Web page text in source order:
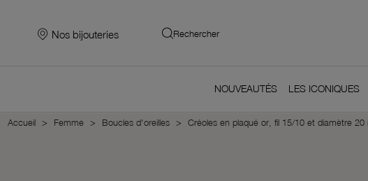
Nos bijouteries Rechercher
NOUVEAUTÉS LES ICONIQUES
Accueil Femme Boucles d'oreilles Créoles en plaqué or, fil 15/10 et diamètre 20